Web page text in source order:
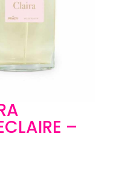
–